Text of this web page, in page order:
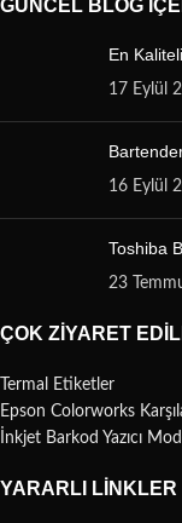
GÜNCEL BLOG
En
17 Eylül
16 Eylül
Toshiba
23
ÇOK ZIYARET
Termal Etiketler
Epson Colorworks
İnkjet Barkod Yazıcı
YARARLI LINKLER